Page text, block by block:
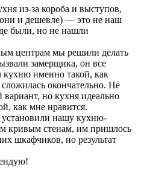
из-за короба и выступов,
и дешевле) — это не наш
были, но не нашли
центрам мы решили делать
замерщика, он все
кухню именно такой, как
окончательно. Не
но кухня идеально
как мне нравится.
нашу кухню-
кривым стенам, им пришлось
шкафчиков, но результат